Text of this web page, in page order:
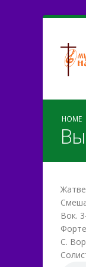
HOME
Вок.
С.